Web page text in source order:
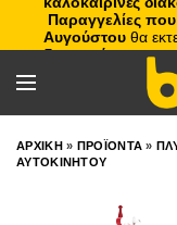
ΑΡΧΙΚΗ» ΠΡΟΪΟΝΤΑ »
ΑΥΤΟΚΙΝΗΤΟΥ
Παραγγελίες
Αυγούστου θα
διακοπών, με